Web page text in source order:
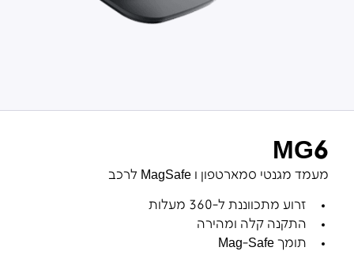
MG6
מעמד מגנטי סמארטפון ו MagSafe לרכב
זרוע מתכווננת ל-360 מעלות
התקנה קלה ומהירה
תומך Mag-Safe